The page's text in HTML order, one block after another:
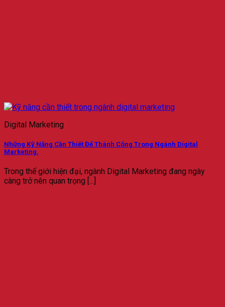
Digital Marketing
Những Kỹ Năng Cần Thiết Để Thành Công Trong Ngành Digital
Marketing.
Trong thế giới hiện đại, ngành Digital Marketing đang ngày
càng trở nên quan trọng [...]